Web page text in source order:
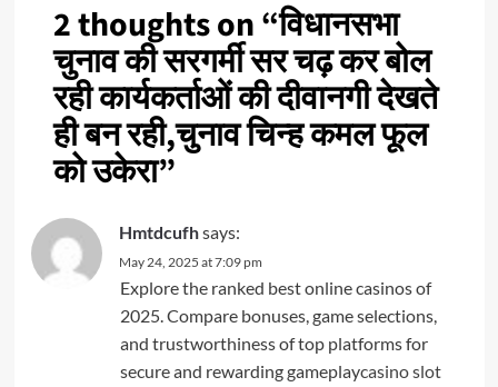
2 thoughts on “विधानसभा
चुनाव की सरगर्मी सर चढ़ कर बोल
रही कार्यकर्ताओं की दीवानगी देखते
ही बन रही,चुनाव चिन्ह कमल फूल
को उकेरा”
Hmtdcufhsays:
May 24, 2025 at 7:09 pm
Explore the ranked best online casinos of
2025. Compare bonuses, game selections,
and trustworthiness of top platforms for
secure and rewarding gameplaycasino slot